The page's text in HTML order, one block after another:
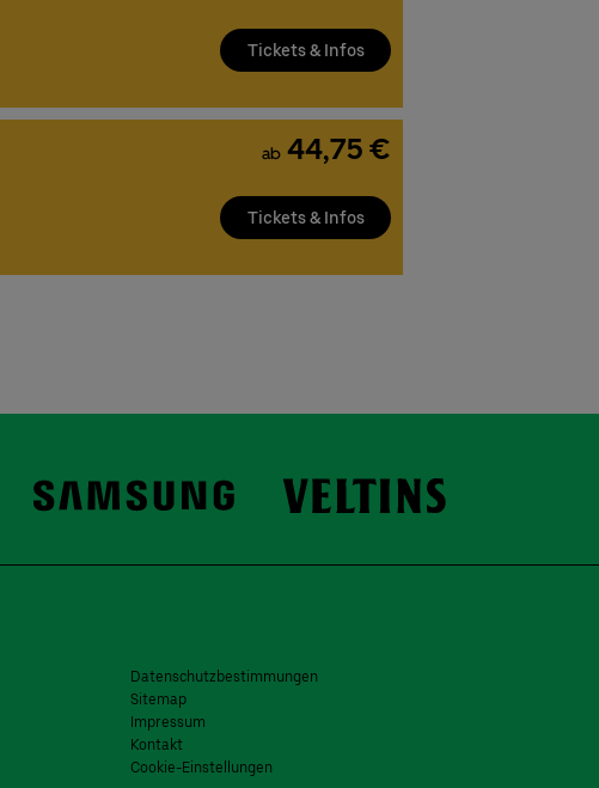
Tickets & Infos
ab 44,75 €
Tickets & Infos
Datenschutzbestimmungen
Sitemap
Impressum
Kontakt
Cookie-Einstellungen